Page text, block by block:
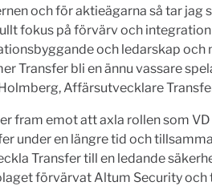
och för aktieägarna så tar
fokus på förvärv och
och ledarskap
Transfer bli en ännu vassare
Affärsutvecklare
fram emot att axla rollen som
under en längre tid och
Transfer till en ledande
förvärvat Altum Security